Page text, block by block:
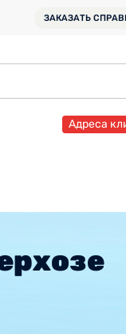
ЗАКАЗАТЬ
Адреса